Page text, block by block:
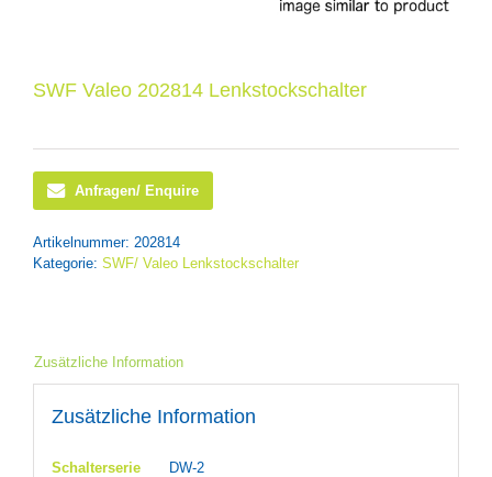
SWF Valeo 202814 Lenkstockschalter
Anfragen/ Enquire
Artikelnummer: 202814
Kategorie: SWF/ Valeo Lenkstockschalter
Zusätzliche Information
Zusätzliche Information
Schalterserie
DW-2